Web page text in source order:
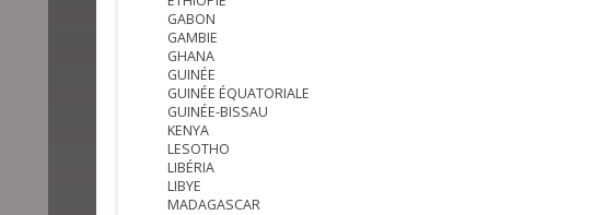
GABON
GAMBIE
GHANA
GUINÉE
GUINÉE ÉQUATORIALE
GUINÉE-BISSAU
KENYA
LESOTHO
LIBÉRIA
LIBYE
MADAGASCAR